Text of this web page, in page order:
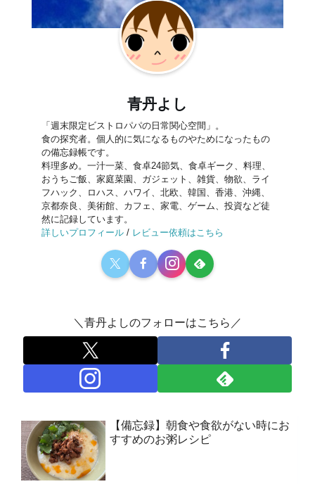
青丹よし
「週末限定ビストロパパの日常関心空間」。
食の探究者。個人的に気になるものやためになったもの
の備忘録帳です。
料理多め。一汁一菜、食卓24節気、食卓ギーク、料理、
おうちご飯、家庭菜園、ガジェット、雑貨、物欲、ライ
フハック、ロハス、ハワイ、北欧、韓国、香港、沖縄、
京都奈良、美術館、カフェ、家電、ゲーム、投資など徒
然に記録しています。
詳しいプロフィール / レビュー依頼はこちら
＼青丹よしのフォローはこちら／
【備忘録】朝食や食欲がない時にお
すすめのお粥レシピ